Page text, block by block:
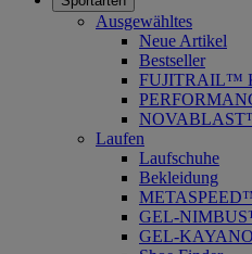
Ausgewähltes
Neue Artikel
Bestseller
FUJITRAIL™
Laufen
Laufschuhe
Bekleidung
GEL-
GEL-